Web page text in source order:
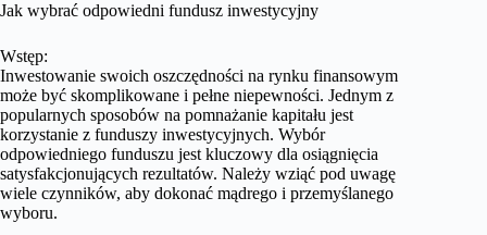
Jak wybrać odpowiedni fundusz inwestycyjny
Wstęp:
Inwestowanie swoich oszczędności na rynku finansowym
może być skomplikowane i pełne niepewności. Jednym z
popularnych sposobów na pomnażanie kapitału jest
korzystanie z funduszy inwestycyjnych. Wybór
odpowiedniego funduszu jest kluczowy dla osiągnięcia
satysfakcjonujących rezultatów. Należy wziąć pod uwagę
wiele czynników, aby dokonać mądrego i przemyślanego
wyboru.